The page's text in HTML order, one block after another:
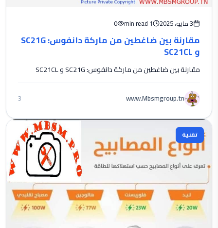
3 مايو، 2025 1 min read
0
مقارنة بين ضاغطين من ماركة دانفوس: SC21G
و SC21CL
مقارنة بين ضاغطين من ماركة دانفوس: SC21G و SC21CL
www.Mbsmgroup.tn
3
تقنية